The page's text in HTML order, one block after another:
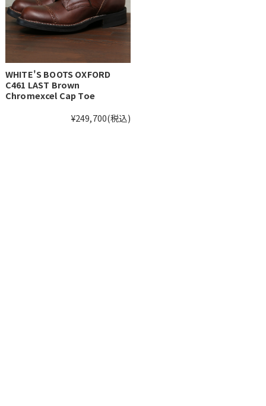
WHITE'S BOOTS OXFORD
C461 LAST Brown
Chromexcel Cap Toe
¥249,700(税込)